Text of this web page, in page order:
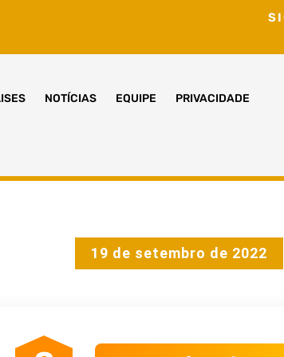
NOTÍCIAS EQUIPE PRIVACIDADE
19 de setembro de 2022